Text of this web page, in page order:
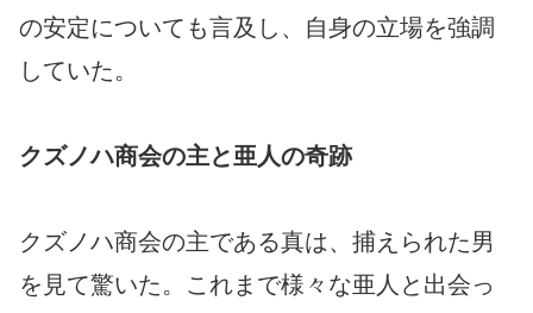
の安定についても言及し、自身の立場を強調
していた。
クズノハ商会の主と亜人の奇跡
クズノハ商会の主である真は、捕えられた男
を見て驚いた。これまで様々な亜人と出会っ